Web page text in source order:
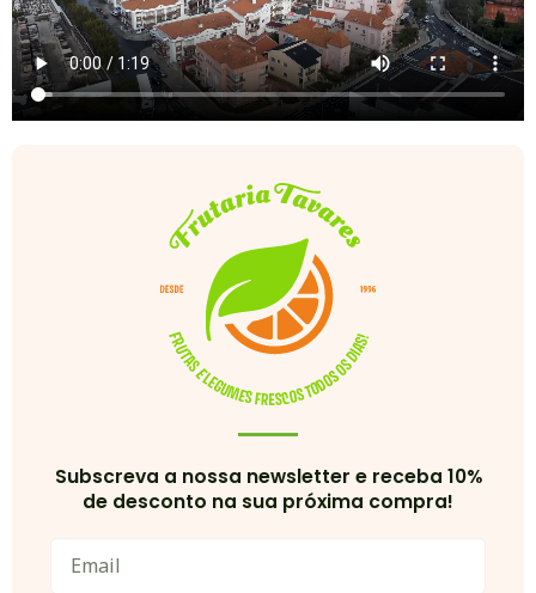
Subscreva a nossa newsletter e receba 10%
de desconto na sua próxima compra!